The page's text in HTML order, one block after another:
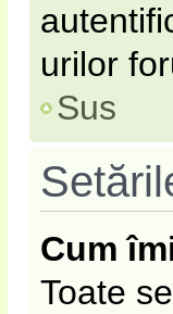
urilor
Sus
Cum
Toate